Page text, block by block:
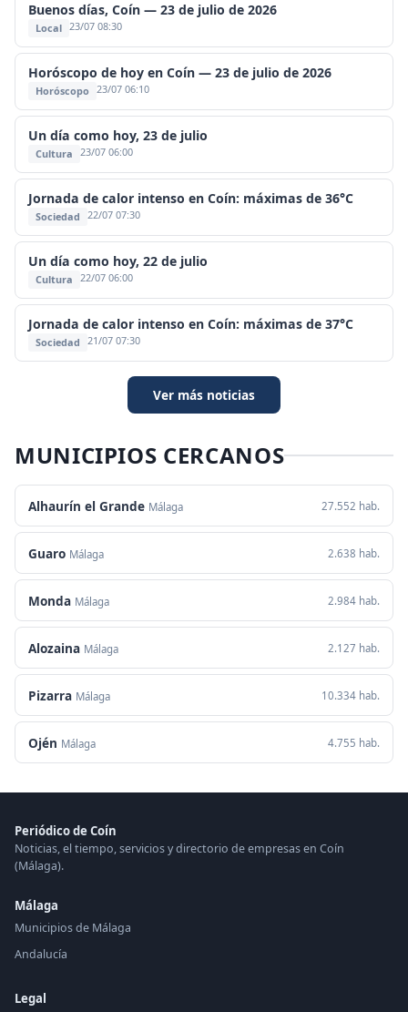
Buenos días, Coín — 23 de julio de 2026
Local 23/07 08:30
Horóscopo de hoy en Coín — 23 de julio de 2026
Horóscopo 23/07 06:10
Un día como hoy, 23 de julio
Cultura 23/07 06:00
Jornada de calor intenso en Coín: máximas de 36°C
Sociedad 22/07 07:30
Un día como hoy, 22 de julio
Cultura 22/07 06:00
Jornada de calor intenso en Coín: máximas de 37°C
Sociedad 21/07 07:30
Ver más noticias
MUNICIPIOS CERCANOS
Alhaurín el Grande Málaga 27.552 hab.
Guaro Málaga 2.638 hab.
Monda Málaga 2.984 hab.
Alozaina Málaga 2.127 hab.
Pizarra Málaga 10.334 hab.
Ojén Málaga 4.755 hab.
Periódico de Coín
Noticias, el tiempo, servicios y directorio de empresas en Coín
(Málaga).
Málaga
Municipios de Málaga
Andalucía
Legal